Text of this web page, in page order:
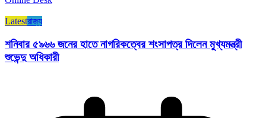
Latestরাজ্য​
শনিবার ৫৯৬৬ জনের হাতে নাগরিকত্বের শংসাপত্র দিলেন মুখ্যমন্ত্রী
শুভেন্দু অধিকারী